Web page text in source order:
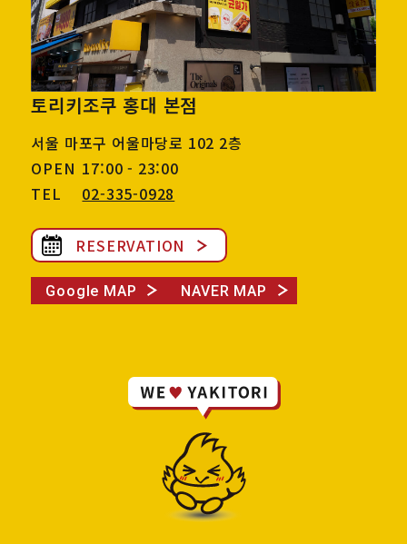
토리키조쿠 홍대 본점
서울 마포구 어울마당로 102 2층
OPEN 17:00 - 23:00
TEL
02-335-0928
RESERVATION
Google MAP NAVER MAP